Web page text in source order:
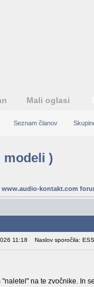
Mali oglasi
Seznam članov
modeli )
www.audio-kontakt.com
11:18 Naslov sporočila:
na te zvočnike. In